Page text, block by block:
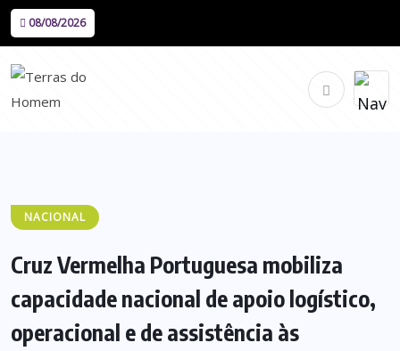
08/08/2026
NACIONAL
Cruz Vermelha Portuguesa mobiliza
capacidade nacional de apoio logístico,
operacional e de assistência às